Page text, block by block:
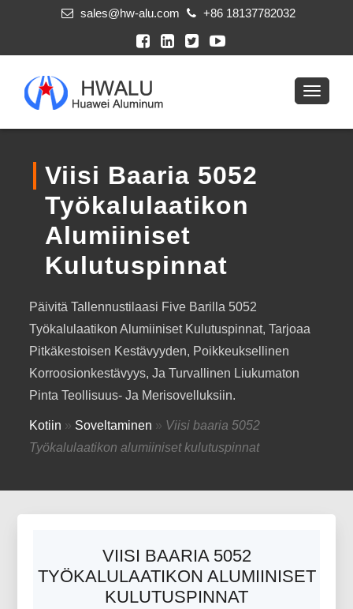
sales@hw-alu.com +86 18137782032
Viisi Baaria 5052
Työkalulaatikon
Alumiiniset
Kulutuspinnat
Päivitä Tallennustilaasi Five Barilla 5052
Työkalulaatikon Alumiiniset Kulutuspinnat, Tarjoaa
Pitkäkestoisen Kestävyyden, Poikkeuksellinen
Korroosionkestävyys, Ja Turvallinen Liukumaton
Pinta Teollisuus- Ja Merisovelluksiin.
Kotiin » Soveltaminen » Viisi baaria 5052
Työkalulaatikon alumiiniset kulutuspinnat
VIISI BAARIA 5052
TYÖKALULAATIKON ALUMIINISET
KULUTUSPINNAT